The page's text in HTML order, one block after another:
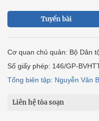
Tuyến bài
Cơ quan chủ quản: Bộ Dân
Số giấy phép: 146/GP-
Tổng biên tập: Nguyễn Văn
Liên hệ tòa soạn